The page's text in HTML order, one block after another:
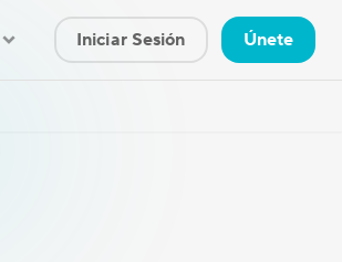
Iniciar Sesión Únete